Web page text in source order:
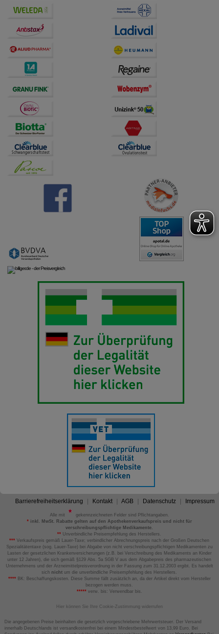
Barrierefreiheitserklärung Kontakt AGB Datenschutz Impressum
Alle mit
gekennzeichneten Felder sind Pflichtangaben.
*inkl. MwSt. Rabatte gelten auf den Apothekenverkaufspreis und nicht für
verschreibungspflichtige Medikamente.
** Unverbindliche Preisempfehlung des Herstellers.
*** Verkaufspreis gemäß Lauer-Taxe; verbindlicher Abrechnungspreis nach der Großen Deutschen
Spezialitätentaxe (sog. Lauer-Taxe) bei Abgabe von nicht verschreibungspflichtigen Medikamenten zu
Lasten der gesetzlichen Krankenversicherungen (z.B. bei Verschreibung des Medikaments an Kinder
unter 12 Jahren), die sich gemäß §129 Abs. 5a SGB V aus dem Abgabepreis des pharmazeutischen
Unternehmens und der Arzneimittelpreisverordnung in der Fassung zum 31.12.2003 ergibt. Es handelt
sich nicht um die unverbindliche Preisempfehlung des Herstellers.
****BK: Beschaffungskosten. Diese Summe fällt zusätzlich an, da der Artikel direkt vom Hersteller
bezogen werden muss.
*****verw. bis: Verwendbar bis.
Hier können Sie Ihre Cookie-Zustimmung widerrufen
Die angegebenen Preise beinhalten die gesetzlich vorgeschriebene Mehrwertsteuer. Der Versand
innerhalb Deutschlands ist versandkostenfrei bei einem Mindestbestellwert von 13,99 Euro. Bei